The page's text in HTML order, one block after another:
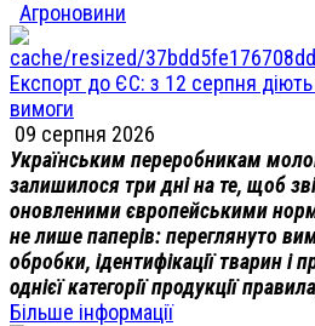
Агроновини
Експорт до ЄС: з 12 серпня діють
вимоги
09 серпня 2026
Українським переробникам
залишилося три дні на те, щоб
оновленими європейськими
не лише паперів: переглянуто
обробки, ідентифікації тварин і
однієї категорії продукції
Більше інформації